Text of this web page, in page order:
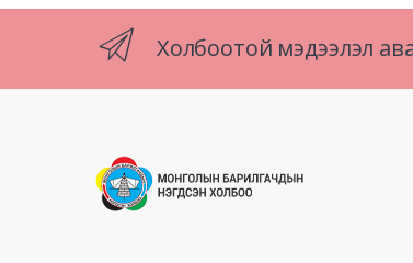
Холбоотой мэдээлэл